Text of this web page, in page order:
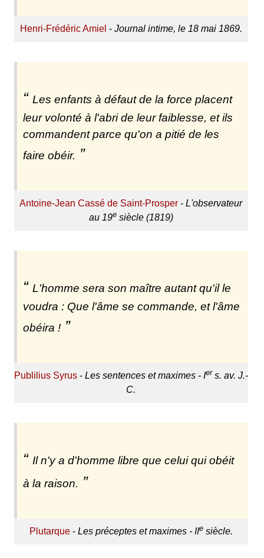
Henri-Frédéric Amiel - Journal intime, le 18 mai 1869.
Les enfants à défaut de la force placent
leur volonté à l'abri de leur faiblesse, et ils
commandent parce qu'on a pitié de les
faire obéir.
Antoine-Jean Cassé de Saint-Prosper -L'observateur
au 19esiècle (1819)
L'homme sera son maître autant qu'il le
voudra : Que l'âme se commande, et l'âme
obéira !
Publilius Syrus- Les sentences et maximes - Iers. av. J.-
C.
Il n'y a d'homme libre que celui qui obéit
à la raison.
Plutarque- Les préceptes et maximes - IIesiècle.